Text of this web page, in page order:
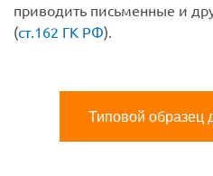
приводить письменные и
(ст.162 ГК РФ).
Типовой образец